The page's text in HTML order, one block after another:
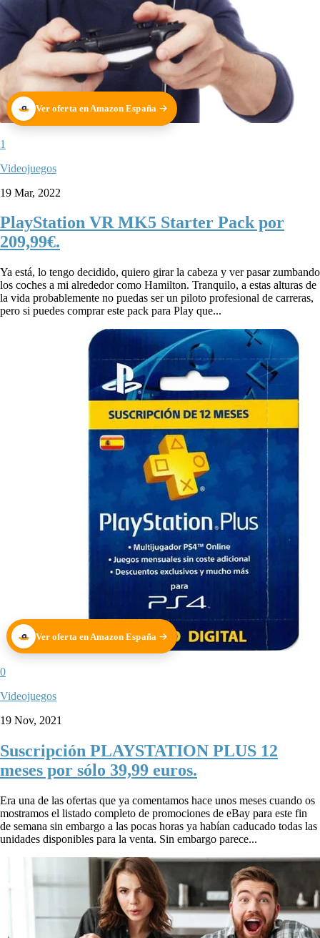
Ver oferta en Amazon España
1
Videojuegos
19 Mar, 2022
PlayStation VR MK5 Starter Pack por
209,99€.
Ya está, lo tengo decidido, quiero girar la cabeza y ver pasar zumbando
los coches a mi alrededor como Hamilton. Tranquilo, a estas alturas de
la vida probablemente no puedas ser un piloto profesional de carreras,
pero si puedes comprar este pack para Play que...
Ver oferta en Amazon España
0
Videojuegos
19 Nov, 2021
Suscripción PLAYSTATION PLUS 12
meses por sólo 39,99 euros.
Era una de las ofertas que ya comentamos hace unos meses cuando os
mostramos el listado completo de promociones de eBay para este fin
de semana sin embargo a las pocas horas ya habían caducado todas las
unidades disponibles para la venta. Sin embargo parece...